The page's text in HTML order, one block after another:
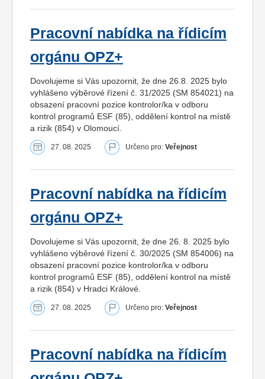
Pracovní nabídka na řídicím
orgánu OPZ+
Dovolujeme si Vás upozornit, že dne 26.8. 2025 bylo
vyhlášeno výběrové řízení č. 31/2025 (SM 854021) na
obsazení pracovní pozice kontrolor/ka v odboru
kontrol programů ESF (85), oddělení kontrol na místě
a rizik (854) v Olomoucí.
27. 08. 2025 Určeno pro: Veřejnost
Pracovní nabídka na řídicím
orgánu OPZ+
Dovolujeme si Vás upozornit, že dne 26. 8. 2025 bylo
vyhlášeno výběrové řízení č. 30/2025 (SM 854006) na
obsazení pracovní pozice kontrolor/ka v odboru
kontrol programů ESF (85), oddělení kontrol na místě
a rizik (854) v Hradci Králové.
27. 08. 2025 Určeno pro: Veřejnost
Pracovní nabídka na řídicím